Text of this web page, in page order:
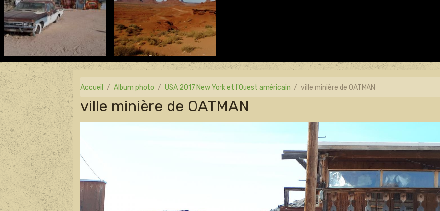
Accueil Album photo USA 2017 New York et l'Ouest américain ville minière de OATMAN
ville minière de OATMAN